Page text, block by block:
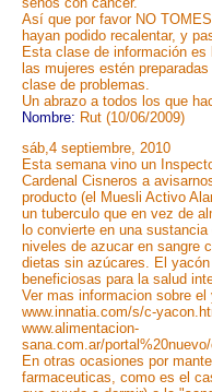
Así que por favor NO
hayan podido recalentar, y
Esta clase de información
las mujeres estén
clase de problemas.
Un abrazo a todos los que
Nombre: Rut (10/06/2009)
sáb,4 septiembre, 2010
Esta semana vino un
Cardenal Cisneros a
producto (el Muesli Activo
un tuberculo que en vez de
lo convierte en una
niveles de azucar en sangre
dietas sin azúcares. El
beneficiosas para la salud
Ver mas informacion sobre el
www.innatia.com/s/c-
www.alimentacion-
sana.com.ar/
En otras ocasiones por
farmaceuticas, como es el